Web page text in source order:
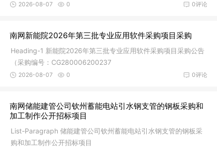
0评论
2026-08-07 0
南网新能院2026年第三批专业应用软件采购项目采购
Heading-1 新能院2026年第三批专业应用软件采购项目采购公告
（采购编号：CG280006200237
0评论
2026-08-07 0
南网储能建管公司钦州蓄能电站引水钢支管的钢板采购和
加工制作公开招标项目
List-Paragraph 储能建管公司钦州蓄能电站引水钢支管的钢板采
购和加工制作公开招标项目